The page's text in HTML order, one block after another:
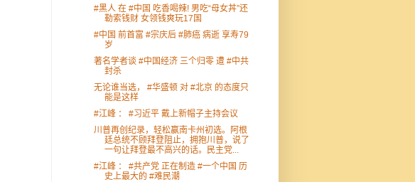
#黑人 在 #中国 吃香喝辣! 男吃“母女丼”还
勒索钱财 女领钱爽玩17国
#中国 前首富 #宗庆后 #肺癌 病逝 享寿79
岁
著名学者谈 #中国经济 三个归零 遭 #中共
封杀
无论谁当选， #华盛顿 对 #北京 的态度只
能是这样
#江峰 ： #习近平 戴上新帽子主持会议
川普再创纪录，轻松赢南卡州初选。阿根
廷总统不顾拜登阻止，拥抱川普，说了
一句让拜登最不高兴的话。民主党...
#江峰 ： #共产党 正在制造 #一个中国 历
史上最大的 #难民潮